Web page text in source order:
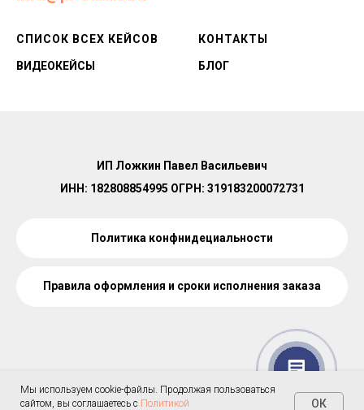
СПИСОК ВСЕХ КЕЙСОВ
ВИДЕОКЕЙСЫ
КОНТАКТЫ
БЛОГ
ИП Ложкин Павел Васильевич
ИНН: 182808854995 ОГРН: 319183200072731
Политика конфнидециальности
Правила оформления и сроки исполнения заказа
Мы используем cookie-файлы. Продолжая пользоваться
сайтом, вы соглашаетесь с Политикой ОК